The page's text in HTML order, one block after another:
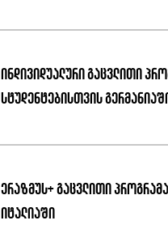
ინდივიდუალური გაცვლითი
სტუდენტებისთვის
ერაზმუს+ გაცვლითი
იტალიაში